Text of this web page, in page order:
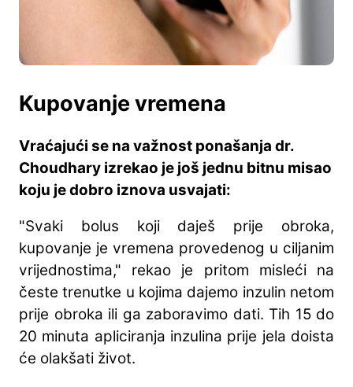
Kupovanje vremena
Vraćajući se na važnost ponašanja dr.
Choudhary izrekao je još jednu bitnu misao
koju je dobro iznova usvajati:
"Svaki bolus koji daješ prije obroka,
kupovanje je vremena provedenog u ciljanim
vrijednostima," rekao je pritom misleći na
česte trenutke u kojima dajemo inzulin netom
prije obroka ili ga zaboravimo dati. Tih 15 do
20 minuta apliciranja inzulina prije jela doista
će olakšati život.